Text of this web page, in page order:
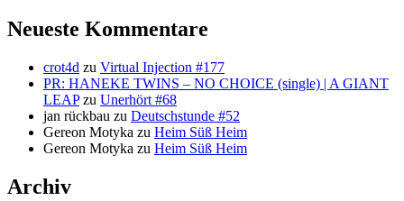
Neueste Kommentare
crot4d zu Virtual Injection #177
PR: HANEKE TWINS – NO CHOICE (single) | A GIANT
LEAPzu Unerhört #68
jan rückbau zu Deutschstunde #52
Gereon Motyka zu Heim Süß Heim
Gereon Motyka zu Heim Süß Heim
Archiv